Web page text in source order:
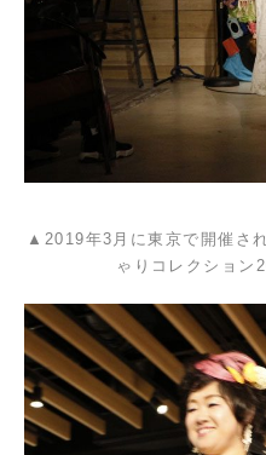
▲2019年3月に東京で開催さ
ゃりコレクション